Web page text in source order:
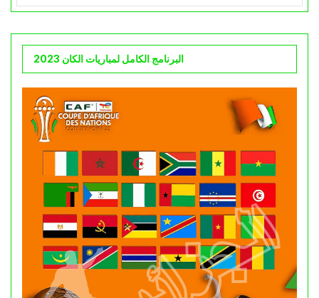
البرنامج الكامل لمباريات الكان 2023